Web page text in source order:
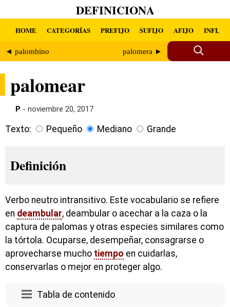
DEFINICIONA
HOME CATEGORÍAS PREFIJO SUFIJO AFIJO INFIJO
◄ palombino palomera ►
palomear
P - noviembre 20, 2017
Texto: Pequeño Mediano Grande
Definición
Verbo neutro intransitivo. Este vocabulario se refiere
en deambular, deambular o acechar a la caza o la
captura de palomas y otras especies similares como
la tórtola. Ocuparse, desempeñar, consagrarse o
aprovecharse mucho tiempo en cuidarlas,
conservarlas o mejor en proteger algo.
Tabla de contenido